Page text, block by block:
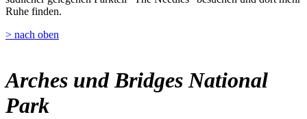
Ruhe finden.
> nach oben
Arches und Bridges National
Park